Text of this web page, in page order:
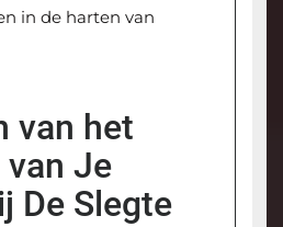
in de harten van
van het
Je
De Slegte